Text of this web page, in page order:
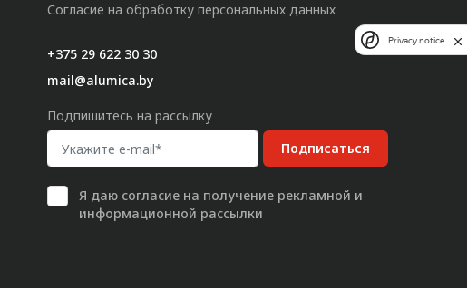
Согласие на обработку персональных данных
+375 29 622 30 30
mail@alumica.by
Подпишитесь на рассылку
Подписаться
Я даю согласие на получение рекламной и
информационной рассылки
Privacy notice